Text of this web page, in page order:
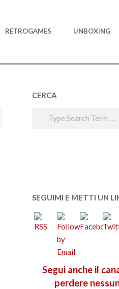
RETROGAMES UNBOXING
CERCA
SEGUIMI E METTI UN
Segui anche il
perdere